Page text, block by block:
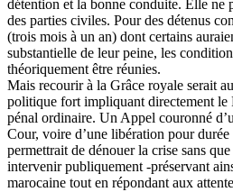
détention et la bonne conduite. Elle ne
des parties civiles. Pour des détenus
(trois mois à un an) dont certains
substantielle de leur peine, les
théoriquement être réunies.
Mais recourir à la Grâce royale serait
politique fort impliquant directement le
pénal ordinaire. Un Appel couronné
Cour, voire d’une libération pour
permettrait de dénouer la crise sans
intervenir publiquement -préservant
marocaine tout en répondant aux